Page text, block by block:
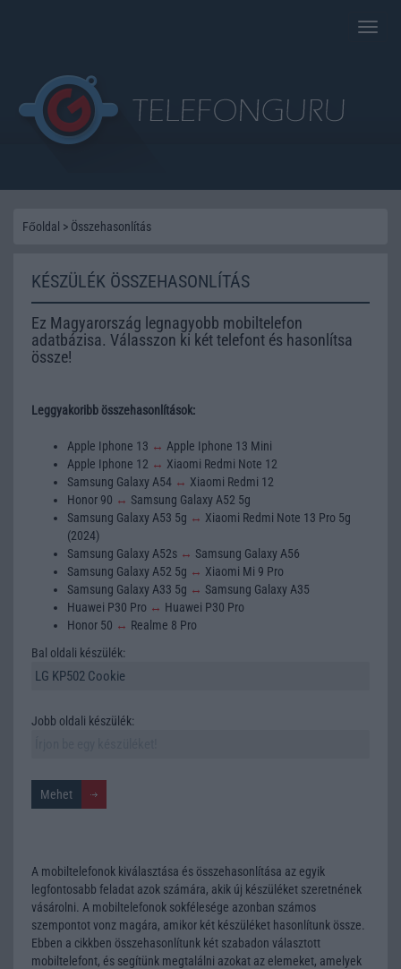
Toggle
Főoldal > Összehasonlítás
KÉSZÜLÉK ÖSSZEHASONLÍTÁS
Ez Magyarország legnagyobb mobiltelefon
adatbázisa. Válasszon ki két telefont és hasonlítsa
össze!
Leggyakoribb összehasonlítások:
Apple Iphone 13 ↔ Apple Iphone 13 Mini
Apple Iphone 12 ↔ Xiaomi Redmi Note 12
Samsung Galaxy A54 ↔ Xiaomi Redmi 12
Honor 90 ↔ Samsung Galaxy A52 5g
Samsung Galaxy A53 5g ↔ Xiaomi Redmi Note 13 Pro 5g
(2024)
Samsung Galaxy A52s ↔ Samsung Galaxy A56
Samsung Galaxy A52 5g ↔ Xiaomi Mi 9 Pro
Samsung Galaxy A33 5g ↔ Samsung Galaxy A35
Huawei P30 Pro ↔ Huawei P30 Pro
Honor 50 ↔ Realme 8 Pro
Bal oldali készülék:
Jobb oldali készülék:
A mobiltelefonok kiválasztása és összehasonlítása az egyik
legfontosabb feladat azok számára, akik új készüléket szeretnének
vásárolni. A mobiltelefonok sokfélesége azonban számos
szempontot vonz magára, amikor két készüléket hasonlítunk össze.
Ebben a cikkben összehasonlítunk két szabadon választott
mobiltelefont, és segítünk megtalálni azokat az elemeket, amelyek